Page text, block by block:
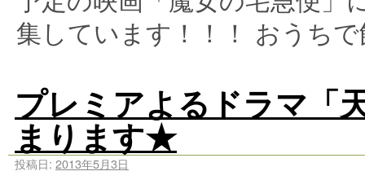
集しています！！！ おうち
プレミアよるドラマ「
まります★
投稿日: 2013年5月3日